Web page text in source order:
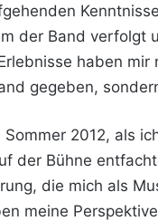
der Band verfolgt
haben
gegeben,
2012, als
der Bühne
die mich als
meine